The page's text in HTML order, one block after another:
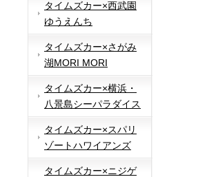
タイムズカー×西武園
ゆうえんち
タイムズカー×さがみ
湖MORI MORI
タイムズカー×横浜・
八景島シーパラダイス
タイムズカー×スパリ
ゾートハワイアンズ
タイムズカー×ニジゲ